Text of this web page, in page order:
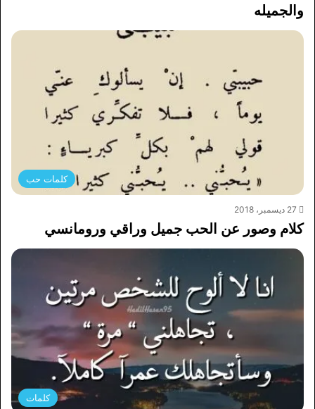
والجميله
كلمات حب
27 ديسمبر، 2018
كلام وصور عن الحب جميل وراقي ورومانسي
كلمات